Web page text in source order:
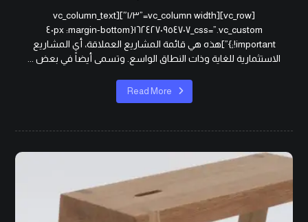
[vc_row][vc_column width=”١/٣″][vc_column_text
css=”.vc_custom_١٦٢٤٢٧٠٩٥٤٧٠٧{margin-bottom: ٤٠px
!important;}”]هذه هي قائمة المشاريع العملاقة، أي المشاريع
الاستثمارية للغاية وذات النطاق الواسع. وتسمى أيضاً في بعض ...
Read More